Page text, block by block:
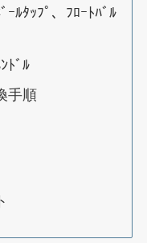
ﾀｯﾌﾟ、ﾌﾛｰﾄﾊﾞﾙ
ﾄﾞﾙ
手順